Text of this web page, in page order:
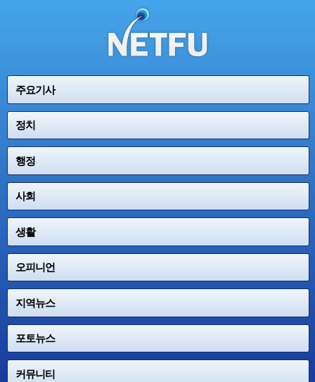
주요기사
정치
행정
사회
생활
오피니언
지역뉴스
포토뉴스
커뮤니티